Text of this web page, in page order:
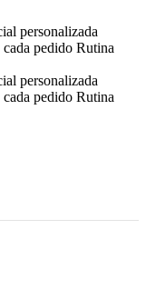
personalizada
cada pedido Rutina
personalizada
cada pedido Rutina